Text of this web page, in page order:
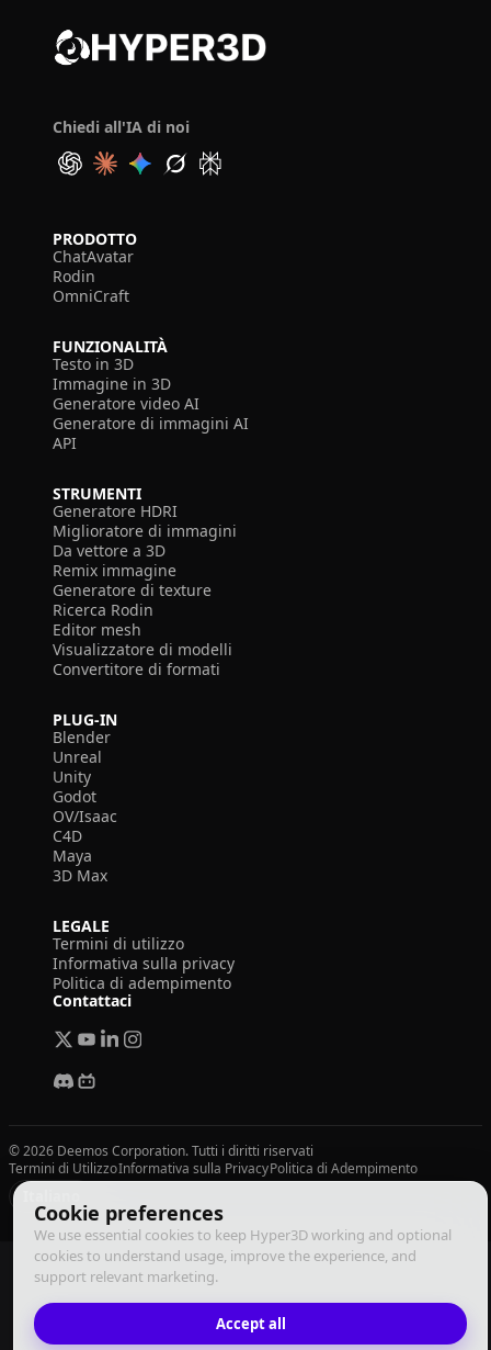
Cookie preferences
We use essential cookies to keep Hyper3D working and optional
cookies to understand usage, improve the experience, and
support relevant marketing.
Accept all
Chiedi all'IA di noi
PRODOTTO
ChatAvatar
Rodin
OmniCraft
FUNZIONALITÀ
Testo in 3D
Immagine in 3D
Generatore video AI
Generatore di immagini AI
API
STRUMENTI
Generatore HDRI
Miglioratore di immagini
Da vettore a 3D
Remix immagine
Generatore di texture
Ricerca Rodin
Editor mesh
Visualizzatore di modelli
Convertitore di formati
PLUG-IN
Blender
Unreal
Unity
Godot
OV/Isaac
C4D
Maya
3D Max
LEGALE
Termini di utilizzo
Informativa sulla privacy
Politica di adempimento
Contattaci
© 2026 Deemos Corporation. Tutti i diritti riservati
Termini di UtilizzoInformativa sulla PrivacyPolitica di Adempimento